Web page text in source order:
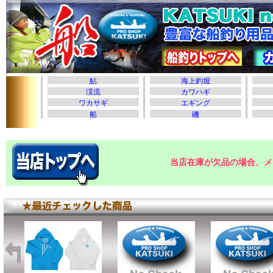
当店在庫が欠品の場合、